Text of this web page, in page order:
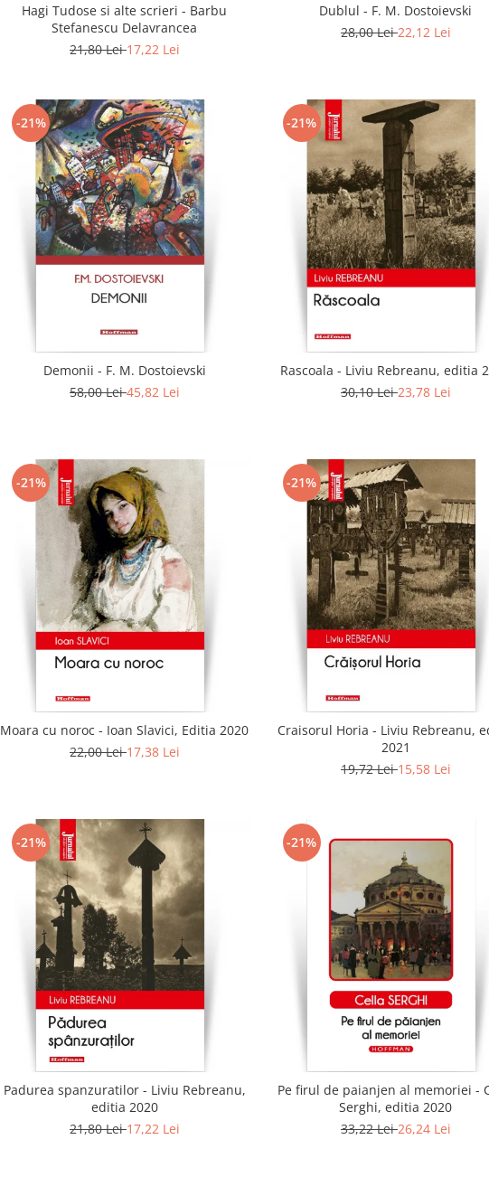
Hagi Tudose si alte scrieri - Barbu
Stefanescu Delavrancea
21,80 Lei17,22 Lei
Dublul - F. M. Dostoievski
28,00 Lei22,12 Lei
-21%
Demonii - F. M. Dostoievski
58,00 Lei45,82 Lei
-21%
Rascoala - Liviu Rebreanu, editia
30,10 Lei23,78 Lei
-21%
Moara cu noroc - Ioan Slavici, Editia 2020
22,00 Lei17,38 Lei
-21%
Craisorul Horia - Liviu Rebreanu,
2021
19,72 Lei15,58 Lei
-21%
Padurea spanzuratilor - Liviu Rebreanu,
editia 2020
21,80 Lei17,22 Lei
-21%
Pe firul de paianjen al memoriei -
Serghi, editia 2020
33,22 Lei26,24 Lei